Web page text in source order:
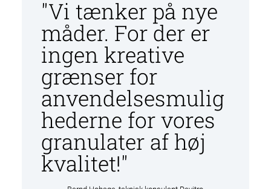
"Vi tænker på nye
måder. For der er
ingen kreative
grænser for
anvendelsesmulig
hederne for vores
granulater af høj
kvalitet!"